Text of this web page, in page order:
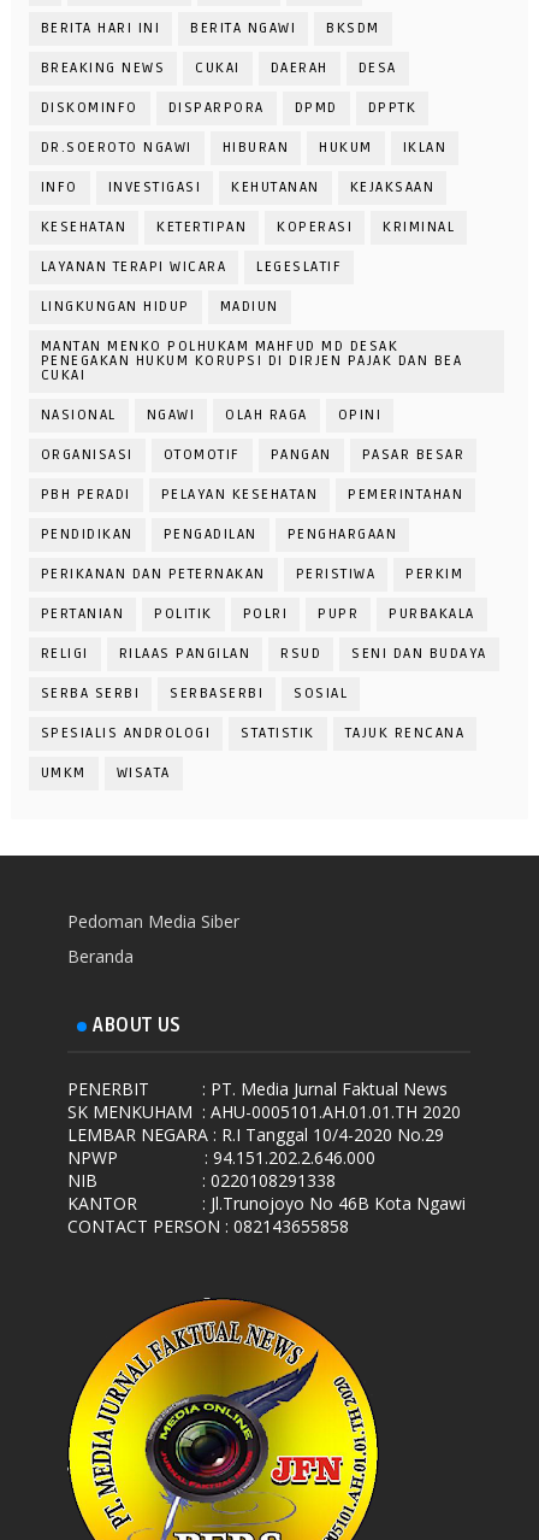
BERITA HARI INI BERITA NGAWI BKSDM
BREAKING NEWS CUKAI DAERAH DESA
DISKOMINFO DISPARPORA DPMD DPPTK
DR.SOEROTO NGAWI HIBURAN HUKUM IKLAN
INFO INVESTIGASI KEHUTANAN KEJAKSAAN
KESEHATAN KETERTIPAN KOPERASI KRIMINAL
LAYANAN TERAPI WICARA LEGESLATIF
LINGKUNGAN HIDUP MADIUN
MANTAN MENKO POLHUKAM MAHFUD MD DESAK
PENEGAKAN HUKUM KORUPSI DI DIRJEN PAJAK DAN BEA
CUKAI
NASIONAL NGAWI OLAH RAGA OPINI
ORGANISASI OTOMOTIF PANGAN PASAR BESAR
PBH PERADI PELAYAN KESEHATAN PEMERINTAHAN
PENDIDIKAN PENGADILAN PENGHARGAAN
PERIKANAN DAN PETERNAKAN PERISTIWA PERKIM
PERTANIAN POLITIK POLRI PUPR PURBAKALA
RELIGI RILAAS PANGILAN RSUD SENI DAN BUDAYA
SERBA SERBI SERBASERBI SOSIAL
SPESIALIS ANDROLOGI STATISTIK TAJUK RENCANA
UMKM WISATA
Pedoman Media Siber
Beranda
ABOUT US
PENERBIT
: PT. Media Jurnal Faktual News
SK MENKUHAM : AHU-0005101.AH.01.01.TH 2020
LEMBAR NEGARA : R.I Tanggal 10/4-2020 No.29
NPWP
: 94.151.202.2.646.000
NIB
: 0220108291338
KANTOR
: Jl.Trunojoyo No 46B Kota Ngawi
CONTACT PERSON : 082143655858